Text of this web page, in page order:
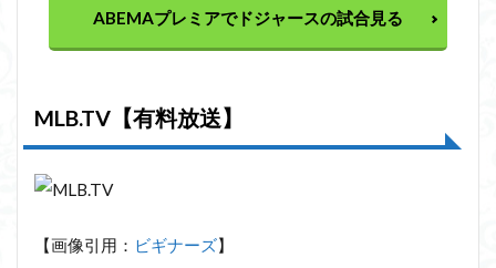
ABEMAプレミアでドジャースの試合見る
MLB.TV【有料放送】
【画像引用： ビギナーズ】